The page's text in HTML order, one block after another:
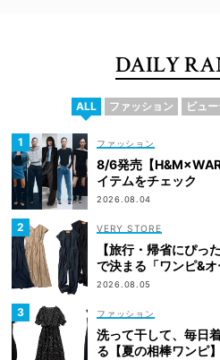
DAILY
ALL ファッション ビュ
ファッション
8/6発売【
イテムをチェック
2026.08.04
VERY STORE
【旅行・帰省にぴっ
で決まる「ワンピ&
2026.08.05
ファッション
洗って干して、毎日
る【夏の相棒ワンピ